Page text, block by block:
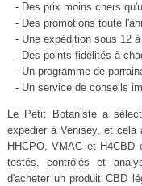
- Des prix moins chers
- Des promotions toute
- Une expédition sous 12
- Des points fidélités à
- Un programme de
- Un service de conseils
Le Petit Botaniste a
expédier à Venisey, et cela
HHCPO, VMAC et
testés, contrôlés et
d'acheter un produit CBD